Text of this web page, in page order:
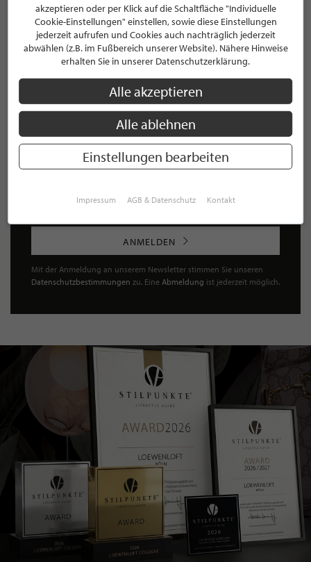
NEWSLETTER
Bleiben Sie immer UP TO DATE! Melden Sie sich jetzt für
unseren STILPUNKTE®-Newsletter an und profitieren Sie
von exklusivenNeuigkeiten, TrendsundAngeboten
Mit der Anmeldung für unseren Newsletter stimmen Sie
unserenDatenschutzbestimmungenzu. EineAbmeldung
ist jederzeit möglich.
ANMELDEN
Mit der Anmeldung an unserem Newsletter stimmen Sie unseren
Datenschutzbestimmungen zu. Eine Abmeldung ist jederzeit möglich.
akzeptieren oder per Klick auf die Schaltfläche "Individuelle
Cookie-Einstellungen" einstellen, sowie diese Einstellungen
jederzeit aufrufen und Cookies auch nachträglich jederzeit
abwählen (z.B. im Fußbereich unserer Website). Nähere Hinweise
erhalten Sie in unserer Datenschutzerklärung.
Alle akzeptieren
Alle ablehnen
Einstellungen bearbeiten
Impressum AGB & Datenschutz Kontakt